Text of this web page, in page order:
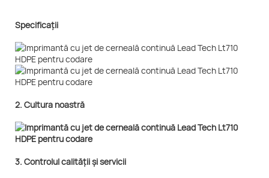
Specificații
2. Cultura noastră
3. Controlul calității și servicii